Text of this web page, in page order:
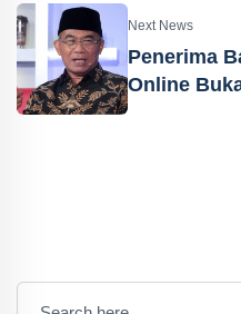
Next News
Penerima
Online